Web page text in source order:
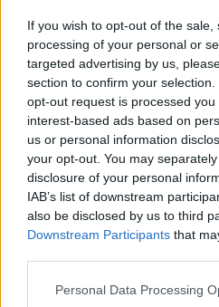
If you wish to opt-out of the
processing of your personal or
targeted advertising by us,
section to confirm your
opt-out request is processed
interest-based ads based on
us or personal information
your opt-out. You may
disclosure of your personal
IAB’s list of downstream
also be disclosed by us to third
Downstream Participants that
Please note that this website/
Personal Data Processing
Δείτε αυτή τη
λογαριασμός του Rhode